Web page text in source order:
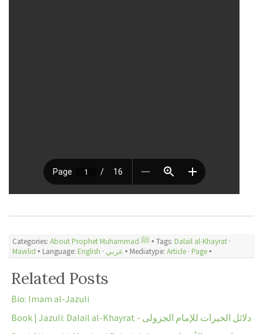
Categories: About Prophet Muhammad ﷺ🞄 Tags: Dalail al-Khayrat ·
Mawlid 🞄 Language: English · عربي 🞄 Mediatype: Article · Page🞄
Related Posts
Bio: Imam al-Jazuli
Book | Jazuli: Dalail al-Khayrat - دلائل الخيرات للإمام الجزولى